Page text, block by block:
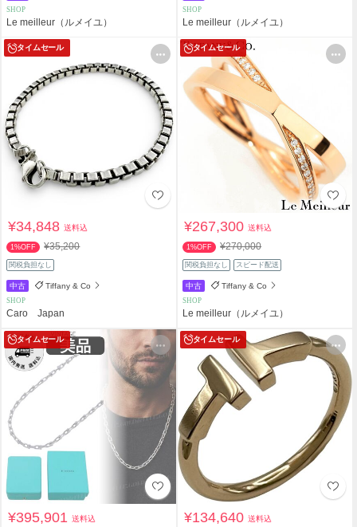
SHOP
Le meilleur（ルメイユ）
SHOP
Le meilleur（ルメイユ）
タイムセール
¥34,848送料込
1%OFF ¥35,200
関税負担なし
中古 Tiffany & Co
SHOP
Caro Japan
タイムセール
¥267,300送料込
1%OFF ¥270,000
関税負担なし スピード配送
中古 Tiffany & Co
SHOP
Le meilleur（ルメイユ）
タイムセール
¥395,901送料込
タイムセール
¥134,640送料込